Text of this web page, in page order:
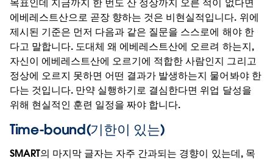
목표인데 지금까지 한 번도 산 정상까지 오른 적이 없다면
에베레스트산으로 곧장 향하는 것은 비현실적입니다. 위에
제시된 기준은 먼저 다음과 같은 질문을 스스로에 해야 한
다고 말합니다. 도대체 왜 에베레스트산에 오르려 하는지,
자신이 에베레스트산에 오르기에 적합한 사람인지 그리고
정상에 오르지 못하면 어떤 결과가 발생하는지 물어봐야 한
다는 것입니다. 만약 실행하기로 결심한다면 위업 달성을
위해 현실적인 훈련 일정을 짜야 합니다.
Time-bound(기한이 있는)
SMART의 마지막 글자는 자주 간과되는 경향이 있는데, 목